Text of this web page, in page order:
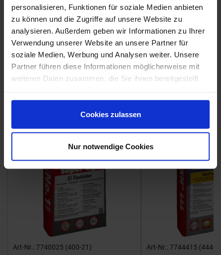
personalisieren, Funktionen für soziale Medien anbieten
zu können und die Zugriffe auf unsere Website zu
analysieren. Außerdem geben wir Informationen zu Ihrer
Verwendung unserer Website an unsere Partner für
soziale Medien, Werbung und Analysen weiter. Unsere
Partner führen diese Informationen möglicherweise mit
weiteren Daten zusammen, die Sie ihnen bereitgestellt
gesammelt haben.
Cookies zulassen
Nur notwendige Cookies
Weitere Serien von Sant Agostino
Fliesenkleber
Showroom
Art-Nr.: 7740025 (400-21)
Showroom
Art-Nr.: 7744415 (444-